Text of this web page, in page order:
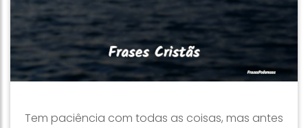
Tem paciência com todas as coisas, mas antes